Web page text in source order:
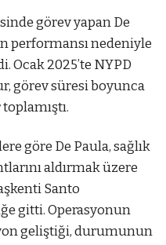
görev yapan De
performansı nedeniyle
Ocak 2025’te NYPD
görev süresi boyunca
göre De Paula, sağlık
aldırmak üzere
Santo
gitti. Operasyonun
geliştiği, durumunun